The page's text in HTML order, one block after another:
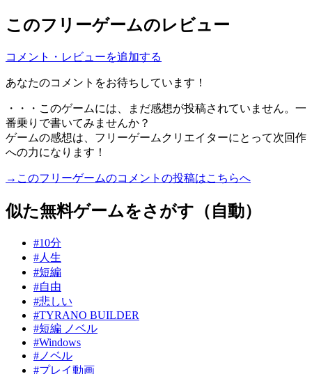
このフリーゲームのレビュー
コメント・レビューを追加する
あなたのコメントをお待ちしています！
・・・このゲームには、まだ感想が投稿されていません。一
番乗りで書いてみませんか？
ゲームの感想は、フリーゲームクリエイターにとって次回作
への力になります！
→このフリーゲームのコメントの投稿はこちらへ
似た無料ゲームをさがす（自動）
#10分
#人生
#短編
#自由
#悲しい
#TYRANO BUILDER
#短編 ノベル
#Windows
#ノベル
#プレイ動画